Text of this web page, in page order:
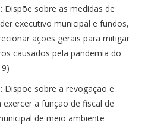
: Dispõe sobre as medidas de
executivo municipal e fundos,
ações gerais para mitigar
causados pela pandemia do
: Dispõe sobre a revogação e
a função de fiscal de
de meio ambiente